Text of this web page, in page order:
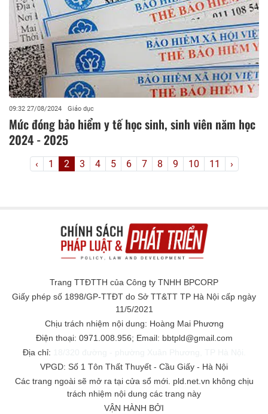
09:32 27/08/2024 Giáo dục
Mức đóng bảo hiểm y tế học sinh, sinh viên năm học
2024 - 2025
‹ 1 2 3 4 5 6 7 8 9 10 11 ›
Trang TTĐTTH của Công ty TNHH BPCORP
Giấy phép số 1898/GP-TTĐT do Sở TT&TT TP Hà Nội cấp ngày
11/5/2021
Chịu trách nhiệm nội dung: Hoàng Mai Phương
Điện thoại: 0971.008.956; Email: bbtpld@gmail.com
Địa chỉ:
VPGD: Số 1 Tôn Thất Thuyết - Cầu Giấy - Hà Nội
Các trang ngoài sẽ mở ra tại cửa sổ mới. pld.net.vn không chịu
trách nhiệm nội dung các trang này
VẬN HÀNH BỞI